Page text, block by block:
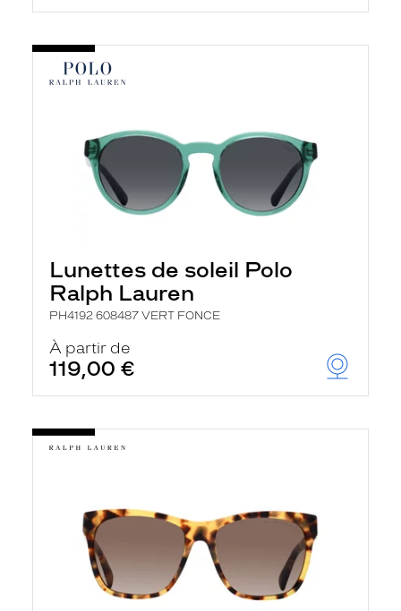
Lunettes de soleil Polo
Ralph Lauren
PH4192 608487 VERT FONCE
À partir de
119,00 €